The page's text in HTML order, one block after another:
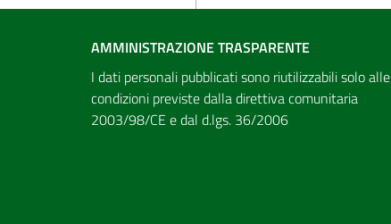
AMMINISTRAZIONE TRASPARENTE
I dati personali pubblicati sono riutilizzabili solo alle
condizioni previste dalla direttiva comunitaria
2003/98/CE e dal d.lgs. 36/2006